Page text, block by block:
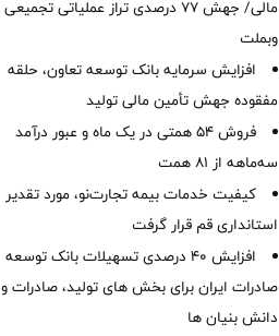
مالی/ جهش 77 درصدی تراز عملیاتی تجمیعی
وبملت
افزایش سرمایه بانک توسعه تعاون، حلقه
مفقوده جهش تأمین مالی تولید
فروش 54 همتی در یک ماه و عبور درآمد
سه‌ماهه از 81 همت
کیفیت خدمات بیمه تجارت‌نو، مورد تقدیر
استانداری قم قرار گرفت
افزایش 40 درصدی تسهیلات بانک توسعه
صادرات ایران برای بخش های تولید، صادرات و
دانش بنیان ها